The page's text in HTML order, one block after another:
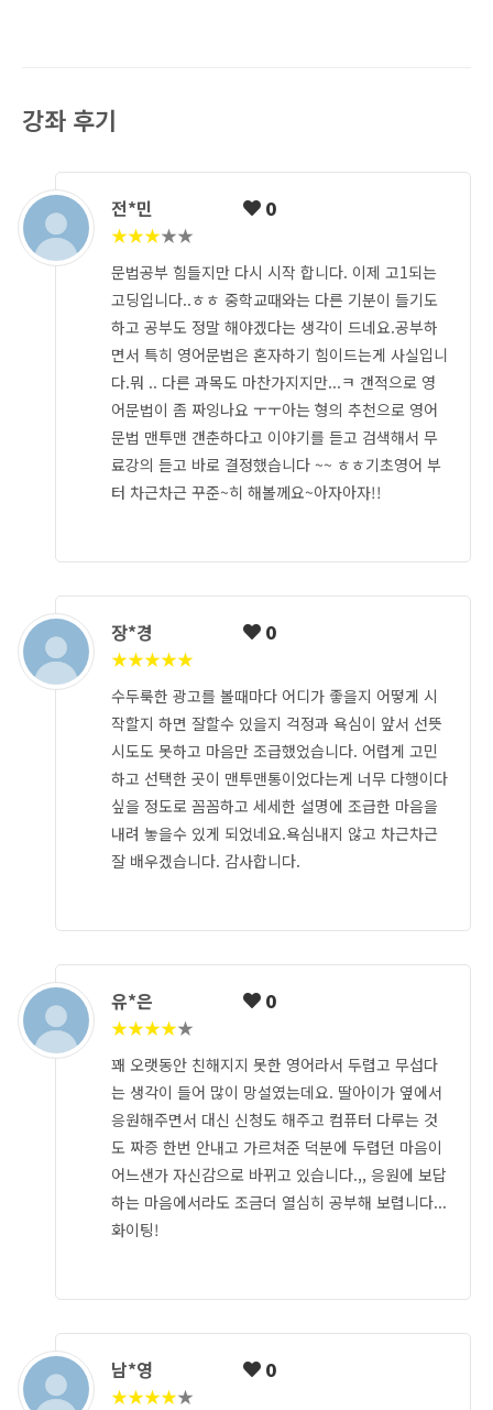
강좌 후기
전*민 0
★★★★★
문법공부 힘들지만 다시 시작 합니다. 이제 고1되는
고딩입니다..ㅎㅎ 중학교때와는 다른 기분이 들기도
하고 공부도 정말 해야겠다는 생각이 드네요.공부하
면서 특히 영어문법은 혼자하기 힘이드는게 사실입니
다.뭐 .. 다른 과목도 마찬가지지만...ㅋ 갠적으로 영
어문법이 좀 짜잉나요 ㅜㅜ아는 형의 추천으로 영어
문법 맨투맨 갠춘하다고 이야기를 듣고 검색해서 무
료강의 듣고 바로 결정했습니다 ~~ ㅎㅎ기초영어 부
터 차근차근 꾸준~히 해볼께요~아자아자!!
장*경 0
★★★★★
수두룩한 광고를 볼때마다 어디가 좋을지 어떻게 시
작할지 하면 잘할수 있을지 걱정과 욕심이 앞서 선뜻
시도도 못하고 마음만 조급했었습니다. 어렵게 고민
하고 선택한 곳이 맨투맨통이었다는게 너무 다행이다
싶을 정도로 꼼꼼하고 세세한 설명에 조급한 마음을
내려 놓을수 있게 되었네요.욕심내지 않고 차근차근
잘 배우겠습니다. 감사합니다.
유*은 0
★★★★★
꽤 오랫동안 친해지지 못한 영어라서 두렵고 무섭다
는 생각이 들어 많이 망설였는데요. 딸아이가 옆에서
응원해주면서 대신 신청도 해주고 컴퓨터 다루는 것
도 짜증 한번 안내고 가르쳐준 덕분에 두렵던 마음이
어느샌가 자신감으로 바뀌고 있습니다.,, 응원에 보답
하는 마음에서라도 조금더 열심히 공부해 보렵니다...
화이팅!
남*영 0
★★★★★